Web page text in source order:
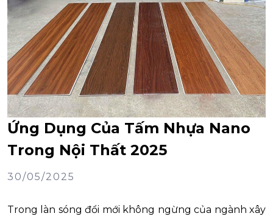
Ứng Dụng Của Tấm Nhựa Nano
Trong Nội Thất 2025
30/05/2025
Trong làn sóng đổi mới không ngừng của ngành xây